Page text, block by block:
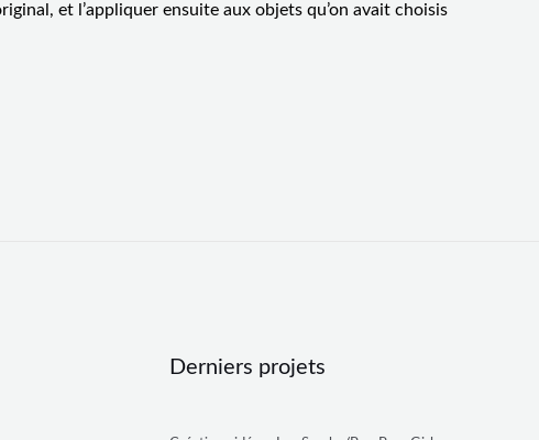
et l’appliquer ensuite aux objets qu’on avait choisis
Derniers projets